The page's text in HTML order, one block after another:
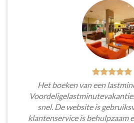
Het boeken van een
snel. De website is
klantenservice is behulpzaam